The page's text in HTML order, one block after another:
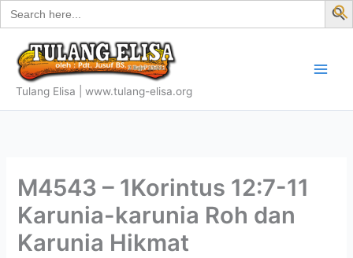
Search
for:
Skip
to
content
Tulang Elisa | www.tulang-elisa.org
M4543 – 1Korintus 12:7-11
Karunia-karunia Roh dan
Karunia Hikmat